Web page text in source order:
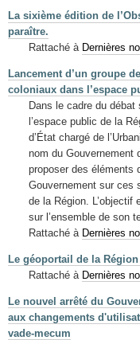
La sixième édition de
paraître.
Rattaché à Dernières
Lancement d’un groupe
coloniaux dans l’espace
Dans le cadre du
l’espace public de la
d’État chargé de
nom du Gouvernement
proposer des éléments
Gouvernement sur ces
de la Région. L’objectif
sur l’ensemble de son
Rattaché à Dernières
Le géoportail de la
Rattaché à Dernières
Le nouvel arrêté du
aux changements
vade-mecum